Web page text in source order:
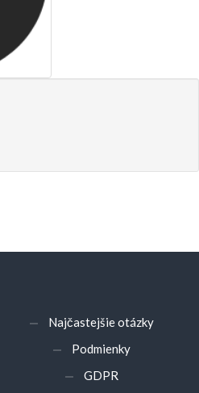
Najčastejšie otázky
Podmienky
GDPR